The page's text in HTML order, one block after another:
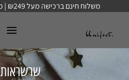
content
משלוח חינם ברכישה מעל ₪249 | מינימום הזמנה ₪100
שרשראות